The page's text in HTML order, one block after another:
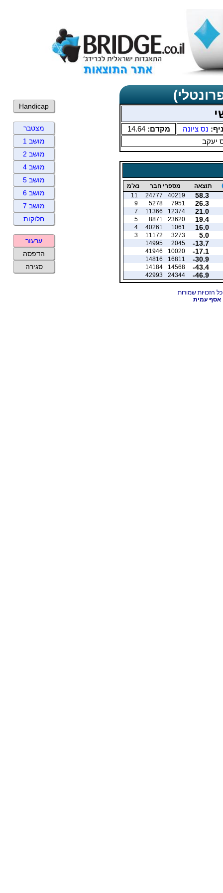
נס ציונה מקדם:14.64
יעקב
תוצאה מספרי חבר נא'מ
58.3
40219
24777
11
26.3
7951
5278
9
21.0
12374
11366
7
19.4
23620
8871
5
16.0
1061
40261
4
5.0
3273
11172
3
-13.7
2045
14995
-17.1
10020
41946
-30.9
16811
14816
-43.4
14568
14184
-46.9
24344
42993
אסף עמית
Handicap
מצטבר
מושב 1
מושב 2
מושב 4
מושב 5
מושב 6
מושב 7
חלוקות
ערעור
הדפסה
סגירה